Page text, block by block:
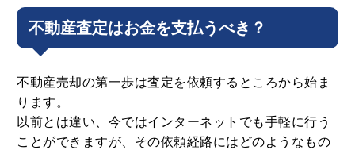
不動産査定はお金を支払うべき？
不動産売却の第一歩は査定を依頼するところから始ま
ります。
以前とは違い、今ではインターネットでも手軽に行う
ことができますが、その依頼経路にはどのようなもの